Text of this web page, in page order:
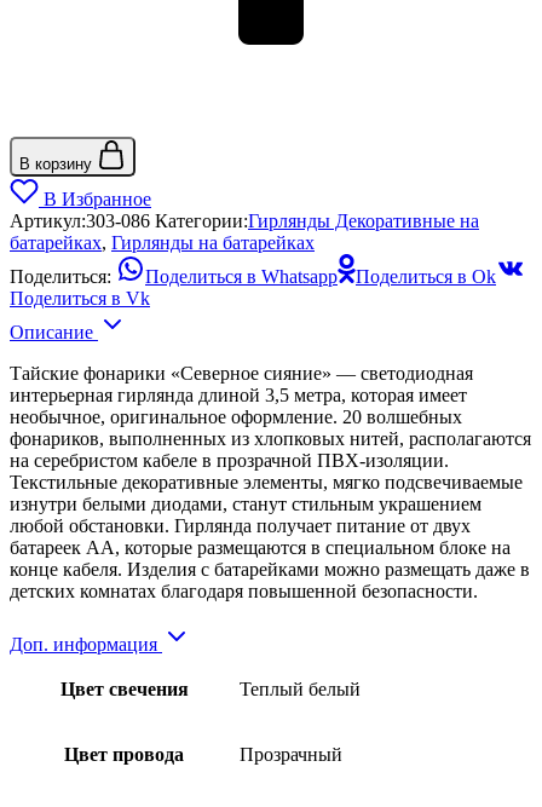
В корзину
В Избранное
Артикул:303-086 Категории:Гирлянды Декоративные на
батарейках, Гирлянды на батарейках
Поделиться:
Поделиться в Whatsapp
Поделиться в Ok
Поделиться в Vk
Описание
Тайские фонарики «Северное сияние» — светодиодная
интерьерная гирлянда длиной 3,5 метра, которая имеет
необычное, оригинальное оформление. 20 волшебных
фонариков, выполненных из хлопковых нитей, располагаются
на серебристом кабеле в прозрачной ПВХ-изоляции.
Текстильные декоративные элементы, мягко подсвечиваемые
изнутри белыми диодами, станут стильным украшением
любой обстановки. Гирлянда получает питание от двух
батареек АА, которые размещаются в специальном блоке на
конце кабеля. Изделия с батарейками можно размещать даже в
детских комнатах благодаря повышенной безопасности.
Доп. информация
Цвет свечения Теплый белый
Цвет провода Прозрачный